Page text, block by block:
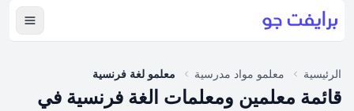
عرض
الرئيسية معلمو مواد مدرسية معلمو لغة فرنسية
قائمة معلمين ومعلمات الغة فرنسية في